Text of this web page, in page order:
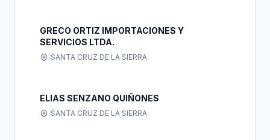
GRECO ORTIZ IMPORTACIONES Y
SERVICIOS LTDA.
SANTA CRUZ DE LA SIERRA
ELIAS SENZANO QUIÑONES
SANTA CRUZ DE LA SIERRA